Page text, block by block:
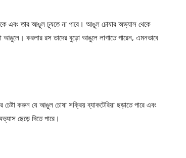
এবং তার আঙুল চুষতে না পারে। আঙুল চোষার অভ্যাস থেকে
আঙুলে। করলার রস তাদের বুড়ো আঙুলে লাগাতে পারেন, এমনভাবে
চেষ্টা করুন যে আঙুল চোষা সক্রিয় ব্যাকটেরিয়া ছড়াতে পারে এবং
ছেড়ে দিতে পারে।